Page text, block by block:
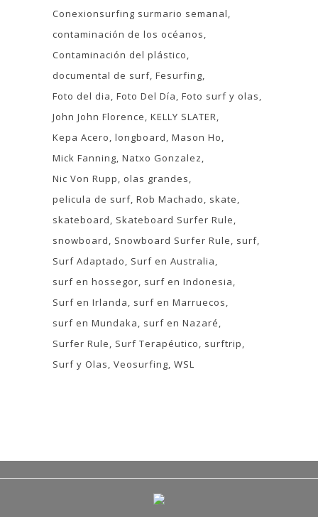
Conexionsurfing surmario semanal
contaminación de los océanos
Contaminación del plástico
documental de surf Fesurfing
Foto del dia Foto Del Día Foto surf y olas
John John Florence KELLY SLATER
Kepa Acero longboard Mason Ho
Mick Fanning Natxo Gonzalez
Nic Von Rupp
olas grandes
pelicula de surf Rob Machado
skate
skateboard
Skateboard Surfer Rule
snowboard
Snowboard Surfer Rule
surf
Surf Adaptado
Surf en Australia
surf en hossegor surf en Indonesia
Surf en Irlanda
surf en Marruecos
surf en Mundaka
surf en Nazaré
Surfer Rule
Surf Terapéutico
surftrip
Surf y Olas Veosurfing WSL